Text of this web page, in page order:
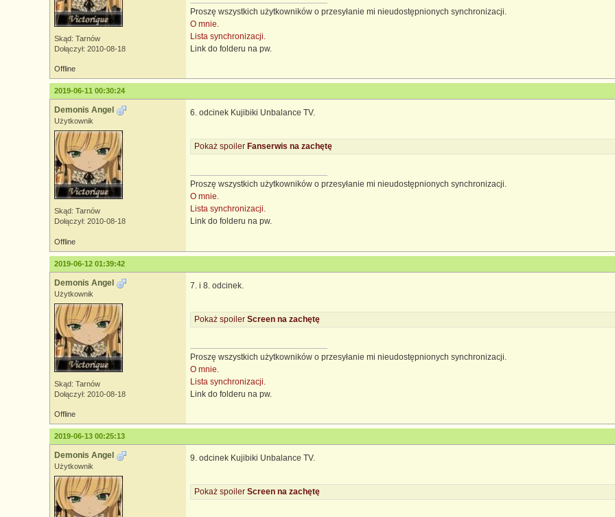
Skąd: Tarnów
Dołączył: 2010-08-18
Proszę wszystkich użytkowników o przesyłanie mi nieudostępnionych synchronizacji.
O mnie.
Lista synchronizacji.
Link do folderu na pw.
Offline
2019-06-11 00:30:24
Demonis Angel
Użytkownik
Skąd: Tarnów
Dołączył: 2010-08-18
6. odcinek Kujibiki Unbalance TV.
Pokaż spoiler Fanserwis na zachętę
Proszę wszystkich użytkowników o przesyłanie mi nieudostępnionych synchronizacji.
O mnie.
Lista synchronizacji.
Link do folderu na pw.
Offline
2019-06-12 01:39:42
Demonis Angel
Użytkownik
Skąd: Tarnów
Dołączył: 2010-08-18
7. i 8. odcinek.
Pokaż spoiler Screen na zachętę
Proszę wszystkich użytkowników o przesyłanie mi nieudostępnionych synchronizacji.
O mnie.
Lista synchronizacji.
Link do folderu na pw.
Offline
2019-06-13 00:25:13
Demonis Angel
Użytkownik
9. odcinek Kujibiki Unbalance TV.
Pokaż spoiler Screen na zachętę